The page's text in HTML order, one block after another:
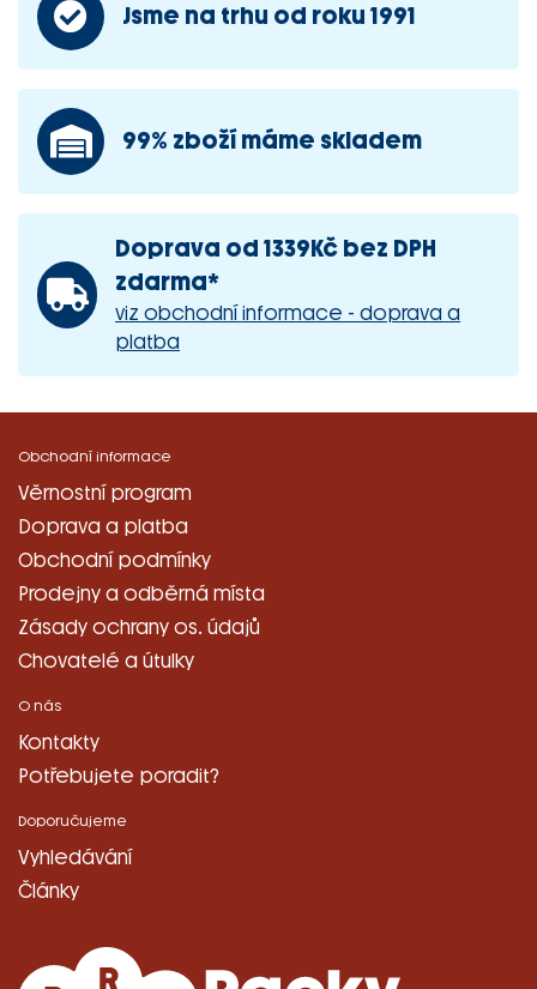
Jsme na trhu od roku 1991
99% zboží máme skladem
Doprava od 1339Kč bez DPH
zdarma*
viz obchodní informace - doprava a
platba
Obchodní informace
Věrnostní program
Doprava a platba
Obchodní podmínky
Prodejny a odběrná místa
Zásady ochrany os. údajů
Chovatelé a útulky
O nás
Kontakty
Potřebujete poradit?
Doporučujeme
Vyhledávání
Články